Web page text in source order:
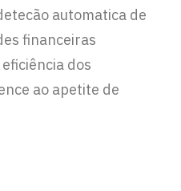
automatica de
financeiras
dos
ao apetite de